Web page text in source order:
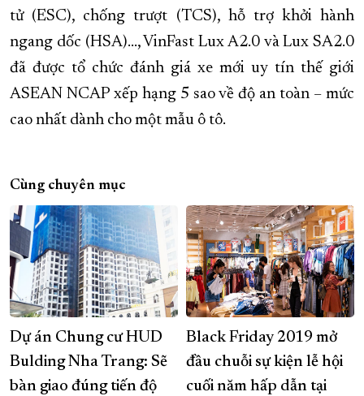
tử (ESC), chống trượt (TCS), hỗ trợ khởi hành
ngang dốc (HSA)..., VinFast Lux A2.0 và Lux SA2.0
đã được tổ chức đánh giá xe mới uy tín thế giới
ASEAN NCAP xếp hạng 5 sao về độ an toàn – mức
cao nhất dành cho một mẫu ô tô.
Cùng chuyên mục
Dự án Chung cư HUD
Bulding Nha Trang: Sẽ
bàn giao đúng tiến độ
Black Friday 2019 mở
đầu chuỗi sự kiện lễ hội
cuối năm hấp dẫn tại